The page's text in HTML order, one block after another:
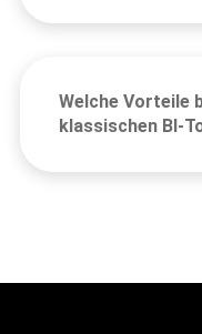
Welche Vorteile
klassischen BI-